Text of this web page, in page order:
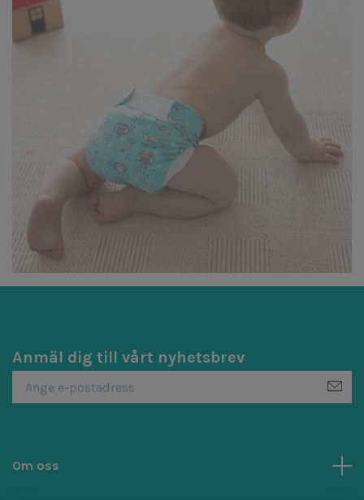
Anmäl dig till vårt nyhetsbrev
Om oss